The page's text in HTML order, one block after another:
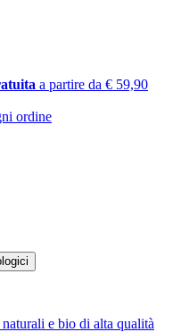
a partire da € 59,90
ordine
e bio di alta qualità